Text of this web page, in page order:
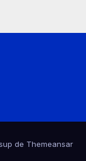
de Themeansar